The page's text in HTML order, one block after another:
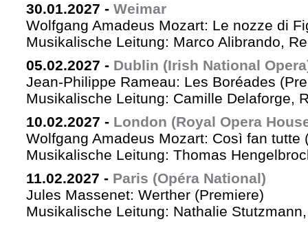
30.01.2027 - Weimar
Wolfgang Amadeus Mozart: Le nozze di
Musikalische Leitung: Marco Alibrando,
05.02.2027 - Dublin (Irish National
Jean-Philippe Rameau: Les Boréades
Musikalische Leitung: Camille Delaforge,
10.02.2027 - London (Royal Opera
Wolfgang Amadeus Mozart: Così fan tutte
Musikalische Leitung: Thomas
11.02.2027 - Paris (Opéra National)
Jules Massenet: Werther (Premiere)
Musikalische Leitung: Nathalie